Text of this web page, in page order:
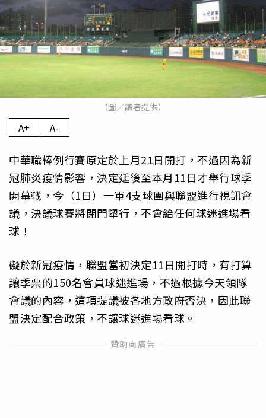
（圖／讀者提供）
A+ A-
中華職棒例行賽原定於上月21日開打，不過因為新
冠肺炎疫情影響，決定延後至本月11日才舉行球季
開幕戰，今（1日）一軍4支球團與聯盟進行視訊會
議，決議球賽將閉門舉行，不會給任何球迷進場看
球！
礙於新冠疫情，聯盟當初決定11日開打時，有打算
讓季票的150名會員球迷進場，不過根據今天領隊
會議的內容，這項提議被各地方政府否決，因此聯
盟決定配合政策，不讓球迷進場看球。